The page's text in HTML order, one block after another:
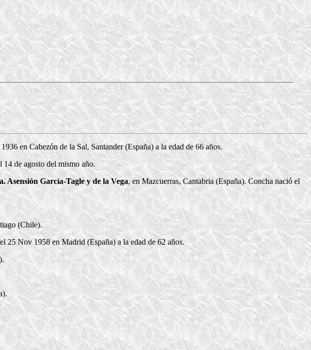
en Cabezón de la Sal, Santander (España) a la edad de 66 años.
14 de agosto del mismo año.
Asensión García-Tagle y de la Vega, en Mazcuerras, Cantabria (España). Concha nació el
(Chile).
25 Nov 1958 en Madrid (España) a la edad de 62 años.